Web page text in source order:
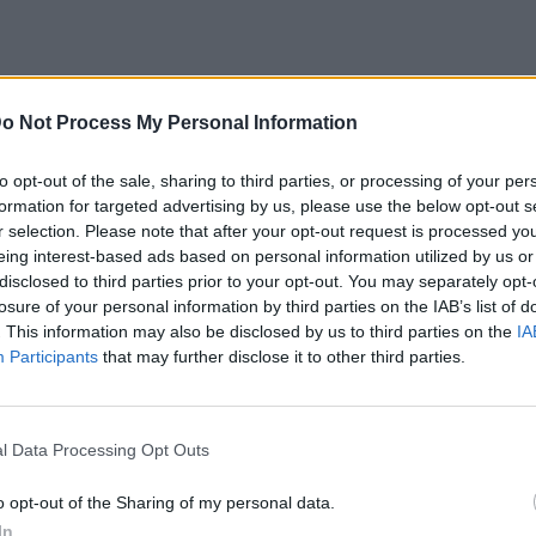
Not Process My Personal Information
opt-out of the sale, sharing to third parties, or processing of your
for targeted advertising by us, please use the below opt-out
selection. Please note that after your opt-out request is processed
interest-based ads based on personal information utilized by us
to third parties prior to your opt-out. You may separately
of your personal information by third parties on the IAB’s list of
This information may also be disclosed by us to third parties on the
Participants that may further disclose it to other third parties.
Data Processing Opt Outs
opt-out of the Sharing of my personal data.
και τους φίλους σας, η Praktiker
όμορφη, γλυκιά και «ζεστή» διακόσμηση
«έξυπνες» κατασκευές, ενώ παράλληλα
μέρος στο διαγωνισμό της και να
δωροεπιταγές! Ο διαγωνισμός
και για μια εβδομάδα, ενώ η
στις 30 Δεκεμβρίου.
την περίοδο των εορτών την αίγλη
εργαστήρι γευστικών απολαύσεων που
και τους πιο απαιτητικούς
θα αφιερώσετε ατέλειωτες ώρες σε